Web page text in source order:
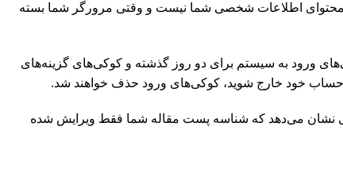
محتوای اطلاعات شخصی شما نیست و وقتی مرورگر شما بسته
ورود به سیستم برای دو روز گذشته و کوکی‌های گزینه‌های
نشان می‌دهد که شناسه پست مقاله شما فقط ویرایش شده